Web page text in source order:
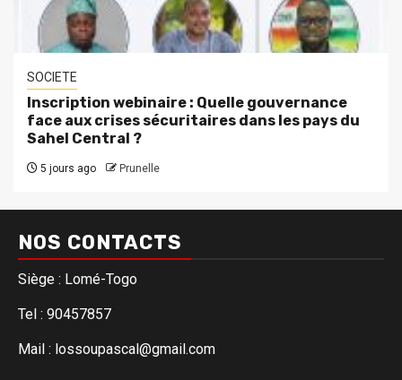
SOCIETE
Inscription webinaire : Quelle gouvernance
face aux crises sécuritaires dans les pays du
Sahel Central ?
5 jours ago Prunelle
NOS CONTACTS
Siège : Lomé-Togo
Tel : 90457857
Mail : lossoupascal@gmail.com